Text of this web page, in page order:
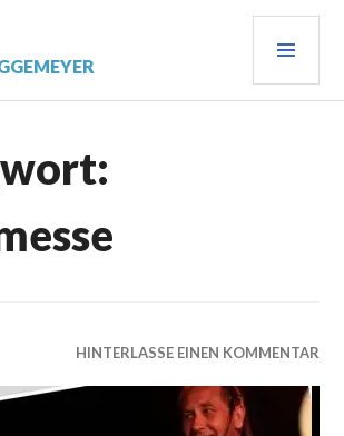
HINTERLASSE EINEN KOMMENTAR